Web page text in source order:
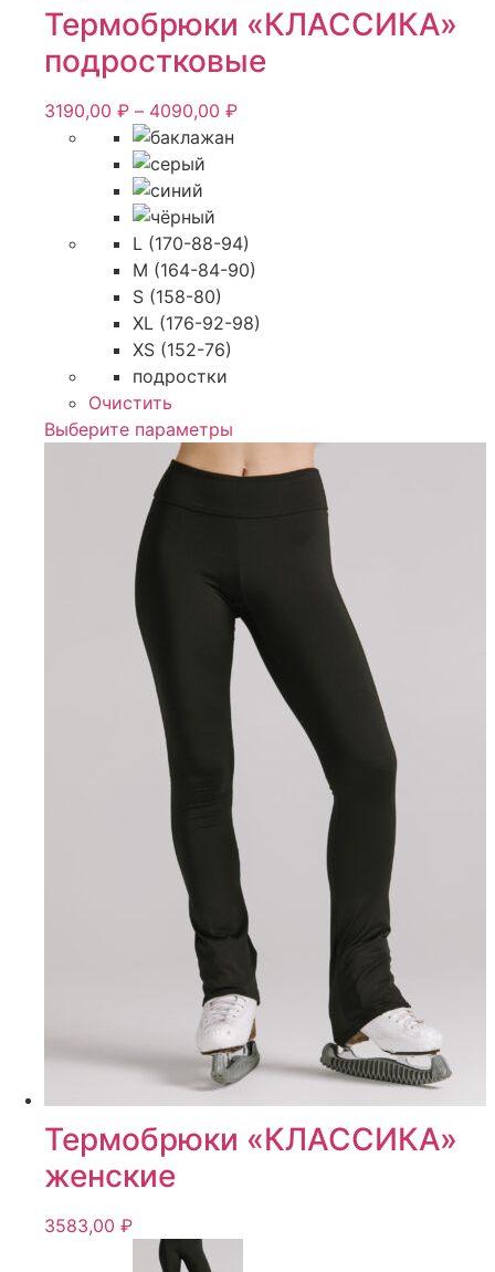
Термобрюки «КЛАССИКА»
подростковые
3190,00 ₽ – 4090,00 ₽Диапазон
L (170-88-94)
M (164-84-90)
S (158-80)
XL (176-92-98)
XS (152-76)
подростки
Очистить
Выберите параметры
имеет
выбрать
на
странице
товара.
Термобрюки «КЛАССИКА»
женские
3583,00 ₽